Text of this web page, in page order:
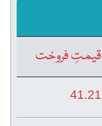
قیمتِ فروخت
41.21